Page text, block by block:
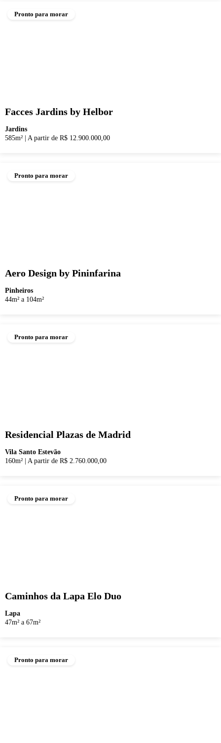
Pronto para morar
Facces Jardins by Helbor
Jardins
585m²
A partir de R$ 12.900.000,00
Pronto para morar
Aero Design by Pininfarina
Pinheiros
44m² a 104m²
Pronto para morar
Residencial Plazas de Madrid
Vila Santo Estevão
160m²
A partir de R$ 2.760.000,00
Pronto para morar
Caminhos da Lapa Elo Duo
Lapa
47m² a 67m²
Pronto para morar